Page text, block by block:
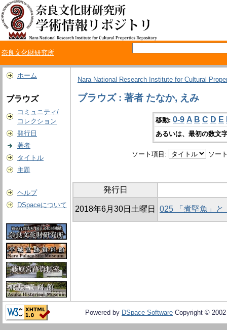
奈良文化財研究所
ホーム
ブラウズ
コミュニティ/
コレクション
発行日
著者
タイトル
主題
ヘルプ
DSpaceについて
Nara National Research Institute for Cultural
ブラウズ : 著者 たなか, えみ
移動: 0-9 A B C D E
あるいは、最初の数文
ソート項目: ソー
発行日
2018年6月30日土曜日 025 「煮堅魚」と
Powered by DSpace Software Copyright ©